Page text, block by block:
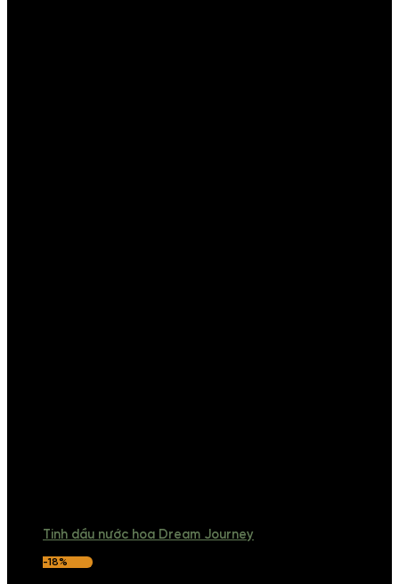
Tinh dầu nước hoa Dream Journey
-18%